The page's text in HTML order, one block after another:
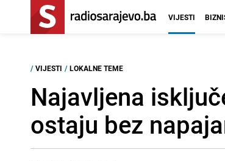
VIJESTI
/ VIJESTI / LOKALNE TEME
Najavljena
ostaju bez